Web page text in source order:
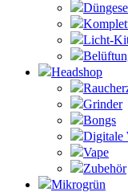
Licht-
Headshop
Grinder
Bongs
Digitale
Vape
Zubehör
Mikrogrün